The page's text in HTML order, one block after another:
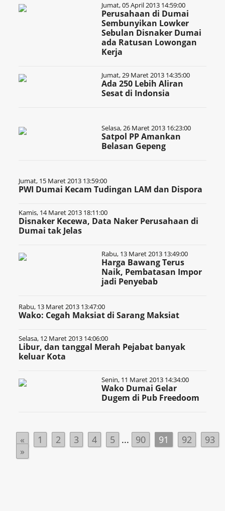
Jumat, 05 April 2013 14:59:00
Perusahaan di Dumai
Sembunyikan Lowker
Sebulan Disnaker Dumai
ada Ratusan Lowongan
Kerja
Jumat, 29 Maret 2013 14:35:00
Ada 250 Lebih Aliran
Sesat di Indonsia
Selasa, 26 Maret 2013 16:23:00
Satpol PP Amankan
Belasan Gepeng
Jumat, 15 Maret 2013 13:59:00
PWI Dumai Kecam Tudingan LAM dan Dispora
Kamis, 14 Maret 2013 18:11:00
Disnaker Kecewa, Data Naker Perusahaan di
Dumai tak Jelas
Rabu, 13 Maret 2013 13:49:00
Harga Bawang Terus
Naik, Pembatasan Impor
jadi Penyebab
Rabu, 13 Maret 2013 13:47:00
Wako: Cegah Maksiat di Sarang Maksiat
Selasa, 12 Maret 2013 14:06:00
Libur, dan tanggal Merah Pejabat banyak
keluar Kota
Senin, 11 Maret 2013 14:34:00
Wako Dumai Gelar
Dugem di Pub Freedoom
« 1 2 3 4 5 ... 90 91 92
93
»